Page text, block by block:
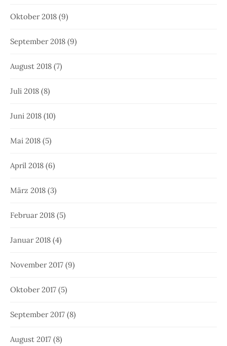
Oktober 2018 (9)
September 2018 (9)
August 2018 (7)
Juli 2018 (8)
Juni 2018 (10)
Mai 2018 (5)
April 2018 (6)
März 2018 (3)
Februar 2018 (5)
Januar 2018 (4)
November 2017 (9)
Oktober 2017 (5)
September 2017 (8)
August 2017 (8)